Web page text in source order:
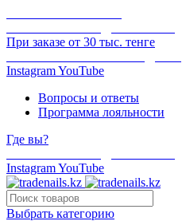
При заказе от 30 тыс. тенге
InstagramYouTube
Вопросы и ответы
Программа лояльности
Где вы?
InstagramYouTube
Выбрать категорию